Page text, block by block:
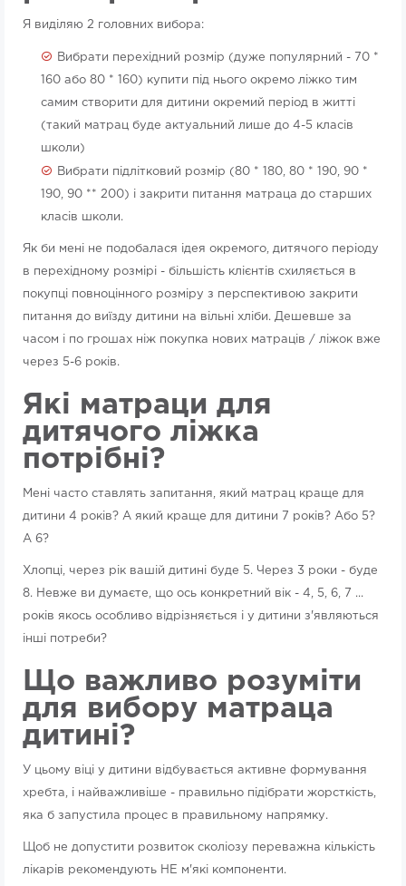
Я виділяю 2 головних вибора:
Вибрати перехідний розмір (дуже популярний - 70 *
160 або 80 * 160) купити під нього окремо ліжко тим
самим створити для дитини окремий період в житті
(такий матрац буде актуальний лише до 4-5 класів
школи)
Вибрати підлітковий розмір (80 * 180, 80 * 190, 90 *
190, 90 ** 200) і закрити питання матраца до старших
класів школи.
Як би мені не подобалася ідея окремого, дитячого періоду
в перехідному розмірі - більшість клієнтів схиляється в
покупці повноцінного розміру з перспективою закрити
питання до виїзду дитини на вільні хліби. Дешевше за
часом і по грошах ніж покупка нових матраців / ліжок вже
через 5-6 років.
Які матраци для
дитячого ліжка
потрібні?
Мені часто ставлять запитання, який матрац краще для
дитини 4 років? А який краще для дитини 7 років? Або 5?
А 6?
Хлопці, через рік вашій дитині буде 5. Через 3 роки - буде
8. Невже ви думаєте, що ось конкретний вік - 4, 5, 6, 7 ...
років якось особливо відрізняється і у дитини з'являються
інші потреби?
Що важливо розуміти
для вибору матраца
дитині?
У цьому віці у дитини відбувається активне формування
хребта, і найважливіше - правильно підібрати жорсткість,
яка б запустила процес в правильному напрямку.
Щоб не допустити розвиток сколіозу переважна кількість
лікарів рекомендують НЕ м'які компоненти.